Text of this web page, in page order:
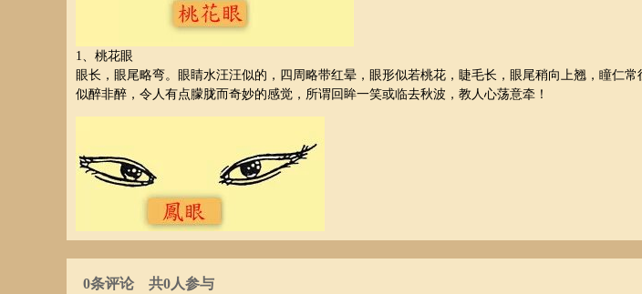
1、桃花眼
眼长，眼尾略弯。眼睛水汪汪似的，四周略带红晕，眼形似若桃花，睫毛长，眼尾稍向上翘，瞳仁
似醉非醉，令人有点朦胧而奇妙的感觉，所谓回眸一笑或临去秋波，教人心荡意牵！
特征是内眼角朝下，外眼角朝上。 玄灯师傅以为这种眼形的人天生忠肝义胆，嫉恶如仇，见义勇为